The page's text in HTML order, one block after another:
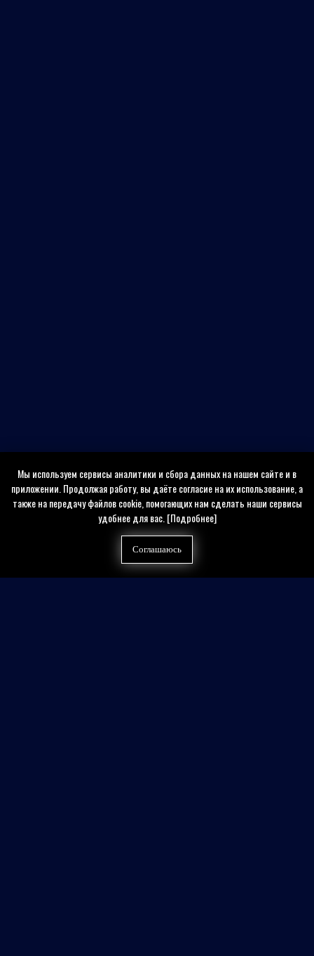
Мы используем сервисы аналитики и сбора данных на нашем сайте и в
приложении. Продолжая работу, вы даёте согласие на их использование, а
также на передачу файлов cookie, помогающих нам сделать наши сервисы
удобнее для вас.[Подробнее]
Соглашаюсь